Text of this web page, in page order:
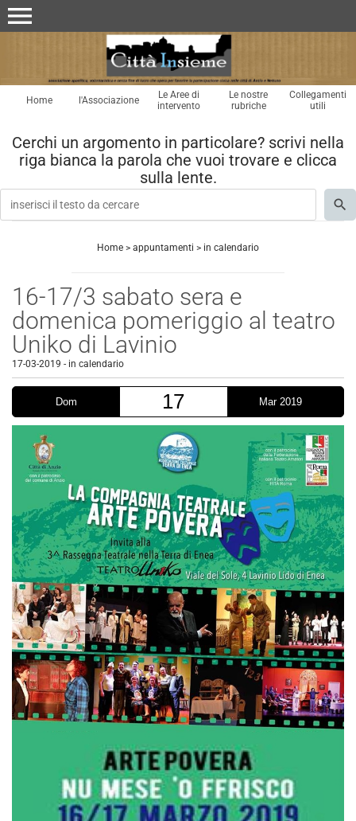
menu
Home l'Associazione
Le Aree di
intervento
Le nostre
rubriche
Collegamenti
utili
Cerchi un argomento in particolare? scrivi nella
riga bianca la parola che vuoi trovare e clicca
sulla lente.
Home > appuntamenti > in calendario
16-17/3 sabato sera e
domenica pomeriggio al teatro
Uniko di Lavinio
17-03-2019 - in calendario
Dom 17 Mar 2019